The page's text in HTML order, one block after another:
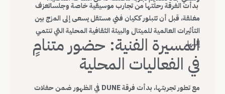
بدأت الفرقة رحلتها من تجارب موسيقية خاصة وجلساتعزف
مغلقة، قبل أن تتبلور ككيان فني مستقل يسعى إلى المزج بين
التأثيرات العالمية للميتال والبيئة الثقافية المحلية التي تنتمي
إليها.
المسيرة الفنية: حضور متنامٍ
في الفعاليات المحلية
مع تطور تجربتها، بدأت فرقة DUNE في الظهور ضمن حفلات